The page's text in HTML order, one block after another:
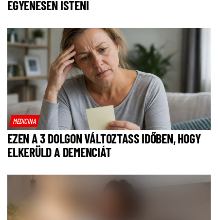
EGYENESEN ISTENI
MEDICINA
EZEN A 3 DOLGON VÁLTOZTASS IDŐBEN, HOGY
ELKERÜLD A DEMENCIÁT